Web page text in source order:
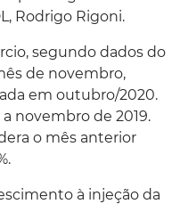
Rodrigo Rigoni.
segundo dados do
de novembro,
em outubro/2020.
a novembro de 2019.
o mês anterior
à injeção da